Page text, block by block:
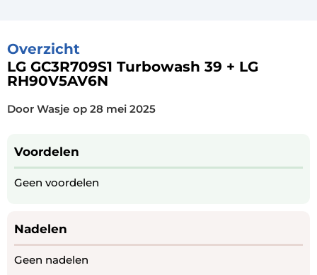
Overzicht
LG GC3R709S1 Turbowash 39 + LG
RH90V5AV6N
Door Wasje op 28 mei 2025
Voordelen
Geen voordelen
Nadelen
Geen nadelen